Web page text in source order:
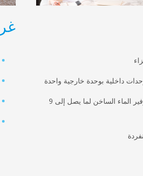
تبريد وتدفئة وتوفير الماء الساخن لما يصل إلى 9